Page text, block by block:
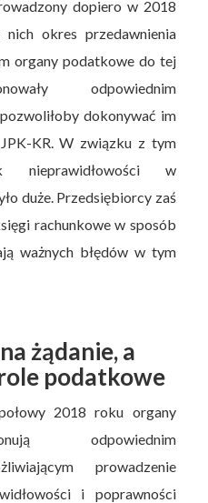
dopiero w 2018
okres przedawnienia
organy podatkowe do tej
odpowiednim
dokonywać im
KR. W związku z tym
nieprawidłowości w
duże. Przedsiębiorcy zaś
rachunkowe w sposób
ważnych błędów w tym
żądanie, a
podatkowe
2018 roku organy
odpowiednim
prowadzenie
i poprawności